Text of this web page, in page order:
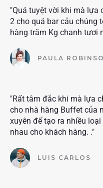
"Quá tuyệt vời khi mà lựa
2 cho quá bar cảu chúng
hàng trăm Kg chanh tươi
PAULA
"Rất tâm đắc khi mà lựa
cho nhà hàng Buffet của
xuyên để tạo ra nhiều
nhau cho khách hàng. ."
LUIS CARLOS